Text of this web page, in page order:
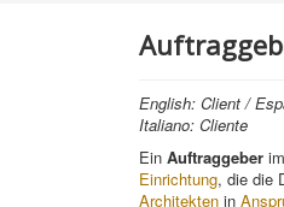
English: Client /
Italiano: Cliente
Ein Auftraggeber im
Einrichtung, die die
Architekten in